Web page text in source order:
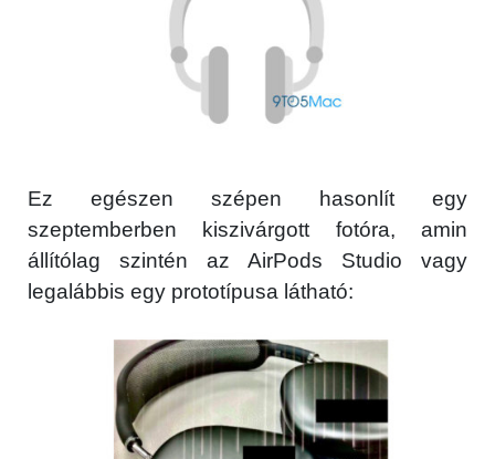
Ez egészen szépen hasonlít egy
szeptemberben kiszivárgott fotóra, amin
állítólag szintén az AirPods Studio vagy
legalábbis egy prototípusa látható: